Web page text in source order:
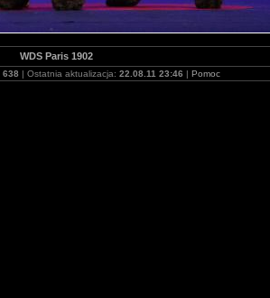
WDS Paris 1902
638 | Ostatnia aktualizacja: 22.08.11 23:46 | Pomoc